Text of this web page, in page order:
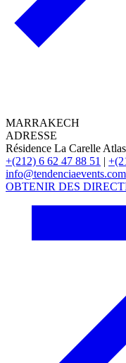
MARRAKECH
ADRESSE
Résidence La Carelle
+(212) 6 62 47 88 51 |
info@tendenciaevents.com
OBTENIR DES